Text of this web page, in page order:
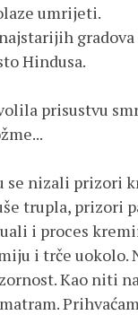
umrijeti.
Hindusa.
prisustvu
se nizali prizori
trupla, prizori
i proces
i trče uokolo.
Kao niti